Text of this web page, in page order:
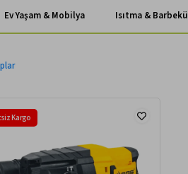
Ev Yaşam & Mobilya Isıtma & Barbekü
Kargo